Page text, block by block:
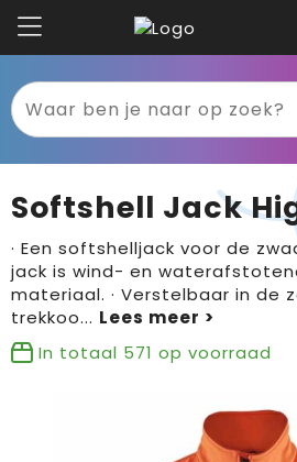
Textiel
Sport
Kariban
Gildan
Softshell Jack
· Een softshelljack voor de
jack is wind- en
materiaal. · Verstelbaar in de
trekkoo...
In totaal 571 op voorraad